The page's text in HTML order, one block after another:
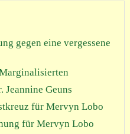
gegen eine vergessene
Jeannine Geuns
für Mervyn Lobo
für Mervyn Lobo